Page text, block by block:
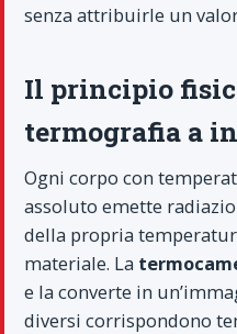
senza attribuirle un
Il principio
termografia a
Ogni corpo con
assoluto emette
della propria
materiale. La
e la converte in
diversi corrispondono